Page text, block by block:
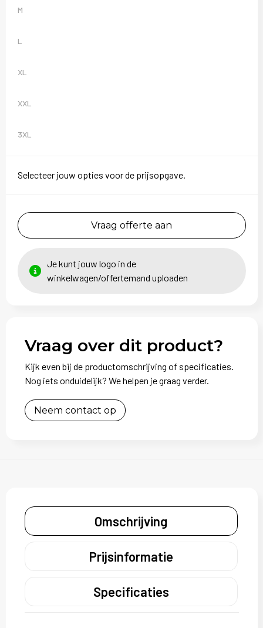
M
L
XL
XXL
3XL
Selecteer jouw opties voor de prijsopgave.
Vraag offerte aan
Je kunt jouw logo in de
winkelwagen/offertemand uploaden
Vraag over dit product?
Kijk even bij de productomschrijving of specificaties.
Nog iets onduidelijk? We helpen je graag verder.
Neem contact op
Omschrijving
Prijsinformatie
Specificaties